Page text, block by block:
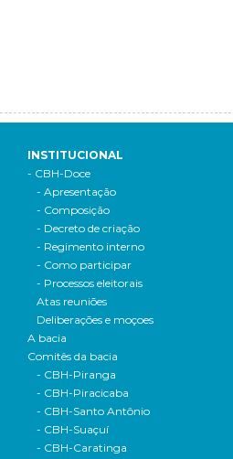
INSTITUCIONAL
- CBH-Doce
- Apresentação
- Composição
- Decreto de criação
- Regimento interno
- Como participar
- Processos eleitorais
Atas reuniões
Deliberações e moçoes
A bacia
Comitês da bacia
- CBH-Piranga
- CBH-Piracicaba
- CBH-Santo Antônio
- CBH-Suaçuí
- CBH-Caratinga